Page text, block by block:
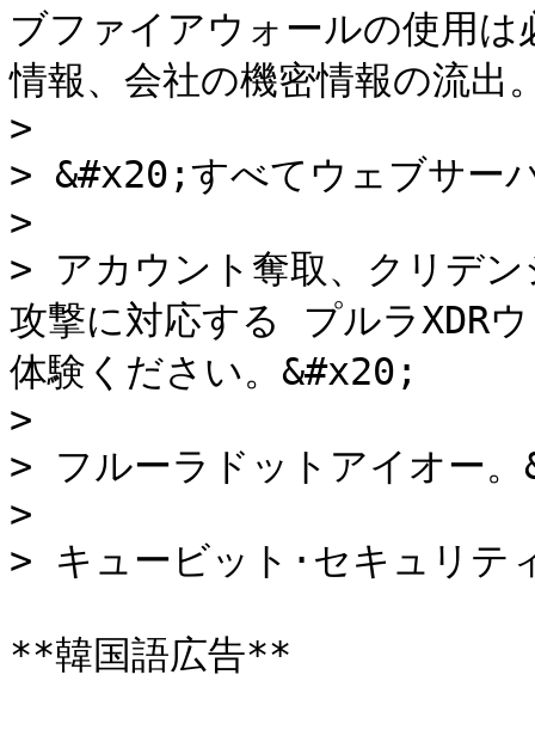
ブファイアウォールの使用
情報、会社の機密情報の流出
>
> &#x20;すべてウェブサー
>
> アカウント奪取、クリデ
攻撃に対応する プルラXDR
体験ください。&#x20;
>
> フルーラドットアイオー
>
> キュービット·セキュリテ
**韓国語広告**